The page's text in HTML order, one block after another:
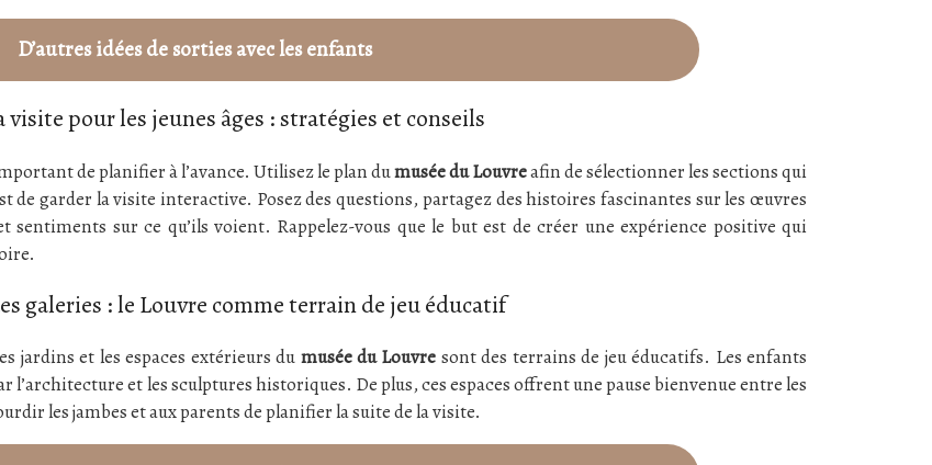
D’autres idées de sorties avec les enfants
visite pour les jeunes âges : stratégies et conseils
de planifier à l’avance. Utilisez le plan dumusée du Louvreafin de sélectionner les sections qui
de garder la visite interactive. Posez des questions, partagez des histoires fascinantes sur les œuvres
sentiments sur ce qu’ils voient. Rappelez-vous que le but est de créer une expérience positive qui
galeries : le Louvre comme terrain de jeu éducatif
jardins et les espaces extérieurs du musée du Louvre sont des terrains de jeu éducatifs. Les enfants
l’architecture et les sculptures historiques. De plus, ces espaces offrent une pause bienvenue entre les
les jambes et aux parents de planifier la suite de la visite.